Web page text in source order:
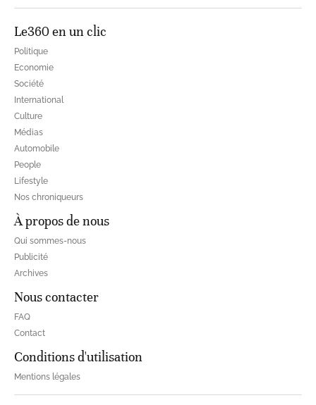
Le360 en un clic
Politique
Economie
Société
International
Culture
Médias
Automobile
People
Lifestyle
Nos chroniqueurs
À propos de nous
Qui sommes-nous
Publicité
Archives
Nous contacter
FAQ
Contact
Conditions d'utilisation
Mentions légales